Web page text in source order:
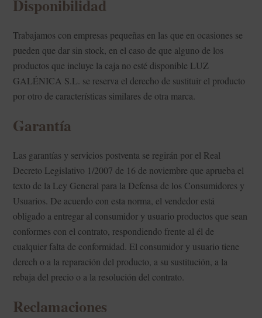
Disponibilidad
Trabajamos con empresas pequeñas en las que en ocasiones se
pueden que dar sin stock, en el caso de que alguno de los
productos que incluye la caja no esté disponible LUZ
GALÉNICA S.L. se reserva el derecho de sustituir el producto
por otro de características similares de otra marca.
Garantía
Las garantías y servicios postventa se regirán por el Real
Decreto Legislativo 1/2007 de 16 de noviembre que aprueba el
texto de la Ley General para la Defensa de los Consumidores y
Usuarios. De acuerdo con esta norma, el vendedor está
obligado a entregar al consumidor y usuario productos que sean
conformes con el contrato, respondiendo frente al él de
cualquier falta de conformidad. El consumidor y usuario tiene
derech o a la reparación del producto, a su sustitución, a la
rebaja del precio o a la resolución del contrato.
Reclamaciones